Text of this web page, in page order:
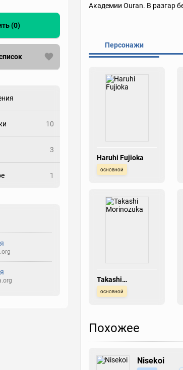
(0)
10
3
1
Академии Ouran. В разгар
Персонажи
Haruhi Fujioka
основной
Takashi
Morinozuka
основной
Похожее
Nisekoi